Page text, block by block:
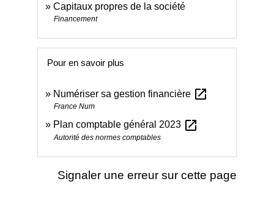
Capitaux propres de la société
Financement
Pour en savoir plus
Numériser sa gestion financière open_in_new
France Num
Plan comptable général 2023 open_in_new
Autorité des normes comptables
Signaler une erreur sur cette page